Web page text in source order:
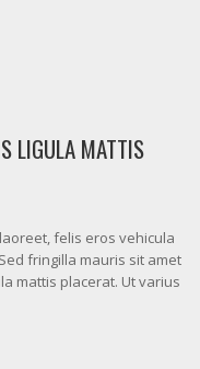
LIGULA MATTIS
felis eros vehicula
fringilla mauris sit amet
mattis placerat. Ut varius